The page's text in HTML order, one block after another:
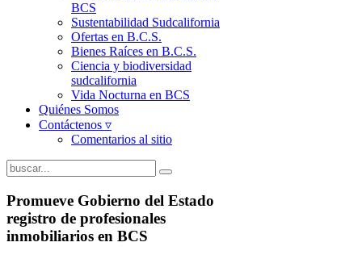
BCS
Sustentabilidad Sudcalifornia
Ofertas en B.C.S.
Bienes Raíces en B.C.S.
Ciencia y biodiversidad
sudcalifornia
Vida Nocturna en BCS
Quiénes Somos
Contáctenos ▿
Comentarios al sitio
Promueve Gobierno del Estado
registro de profesionales
inmobiliarios en BCS